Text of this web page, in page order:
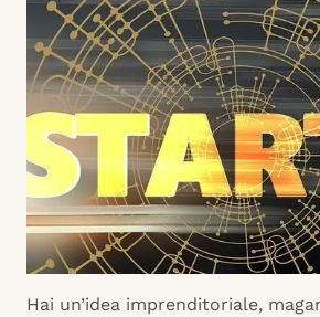
Hai un’idea imprenditoriale,